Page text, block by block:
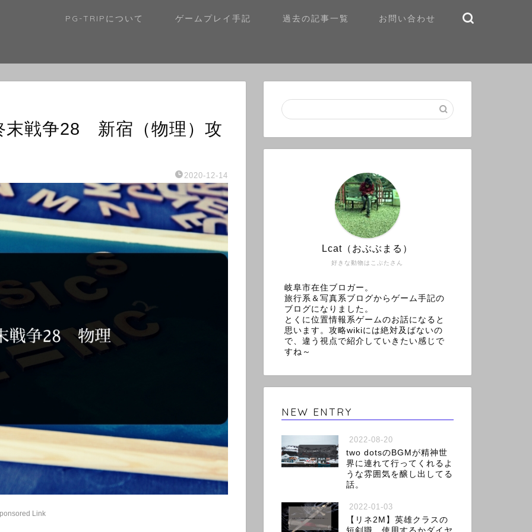
PG-TRIPについて ゲームプレイ手記 過去の記事一覧 お問い合わせ
末戦争28 新宿（物理）攻
2020-12-14
Link
好きな動物はこぶたさん
Lcat（おぶぶまる）
岐阜市在住ブロガー。
旅行系＆写真系ブログからゲーム手記の
ブログになりました。
とくに位置情報系ゲームのお話になると
思います。攻略wikiには絶対及ばないの
で、違う視点で紹介していきたい感じで
すね～
NEW ENTRY
2022-08-20
two dotsのBGMが精神世
界に連れて行ってくれるよ
うな雰囲気を醸し出してる
話。
2022-01-03
【リネ2M】英雄クラスの